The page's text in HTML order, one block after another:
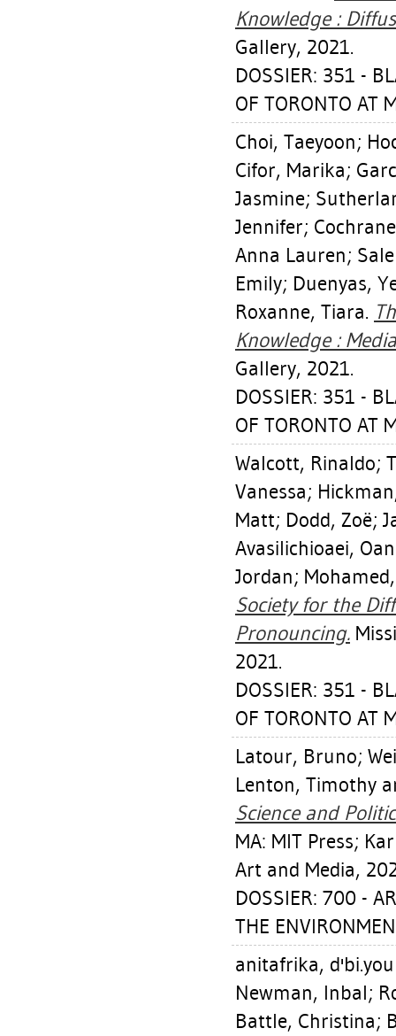
Knowledge :
Gallery, 2021.
DOSSIER: 351 -
OF TORONTO AT
Choi, Taeyoon;
Cifor, Marika;
Jasmine;
Jennifer;
Anna Lauren;
Emily; Duenyas,
Roxanne, Tiara.
Knowledge :
Gallery, 2021.
DOSSIER: 351 -
OF TORONTO AT
Walcott, Rinaldo;
Vanessa;
Matt; Dodd, Zoë;
Avasilichioaei,
Jordan;
Society for the
Pronouncing.
2021.
DOSSIER: 351 -
OF TORONTO AT
Latour, Bruno;
Lenton, Timothy
Science and
MA: MIT Press;
Art and Media,
DOSSIER: 700 -
THE
anitafrika,
Newman, Inbal;
Battle, Christina;